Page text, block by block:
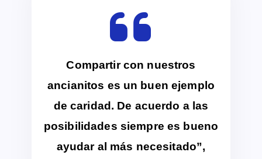
Compartir con nuestros
ancianitos es un buen ejemplo
de caridad. De acuerdo a las
posibilidades siempre es bueno
ayudar al más necesitado”,